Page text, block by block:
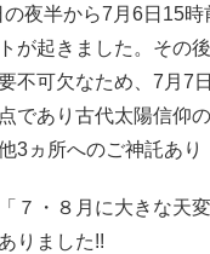
夜半から7月6日15時
が起きました。その
不可欠なため、7月7
であり古代太陽信仰
3ヵ所へのご神託あり
７・８月に大きな天変
りました!!